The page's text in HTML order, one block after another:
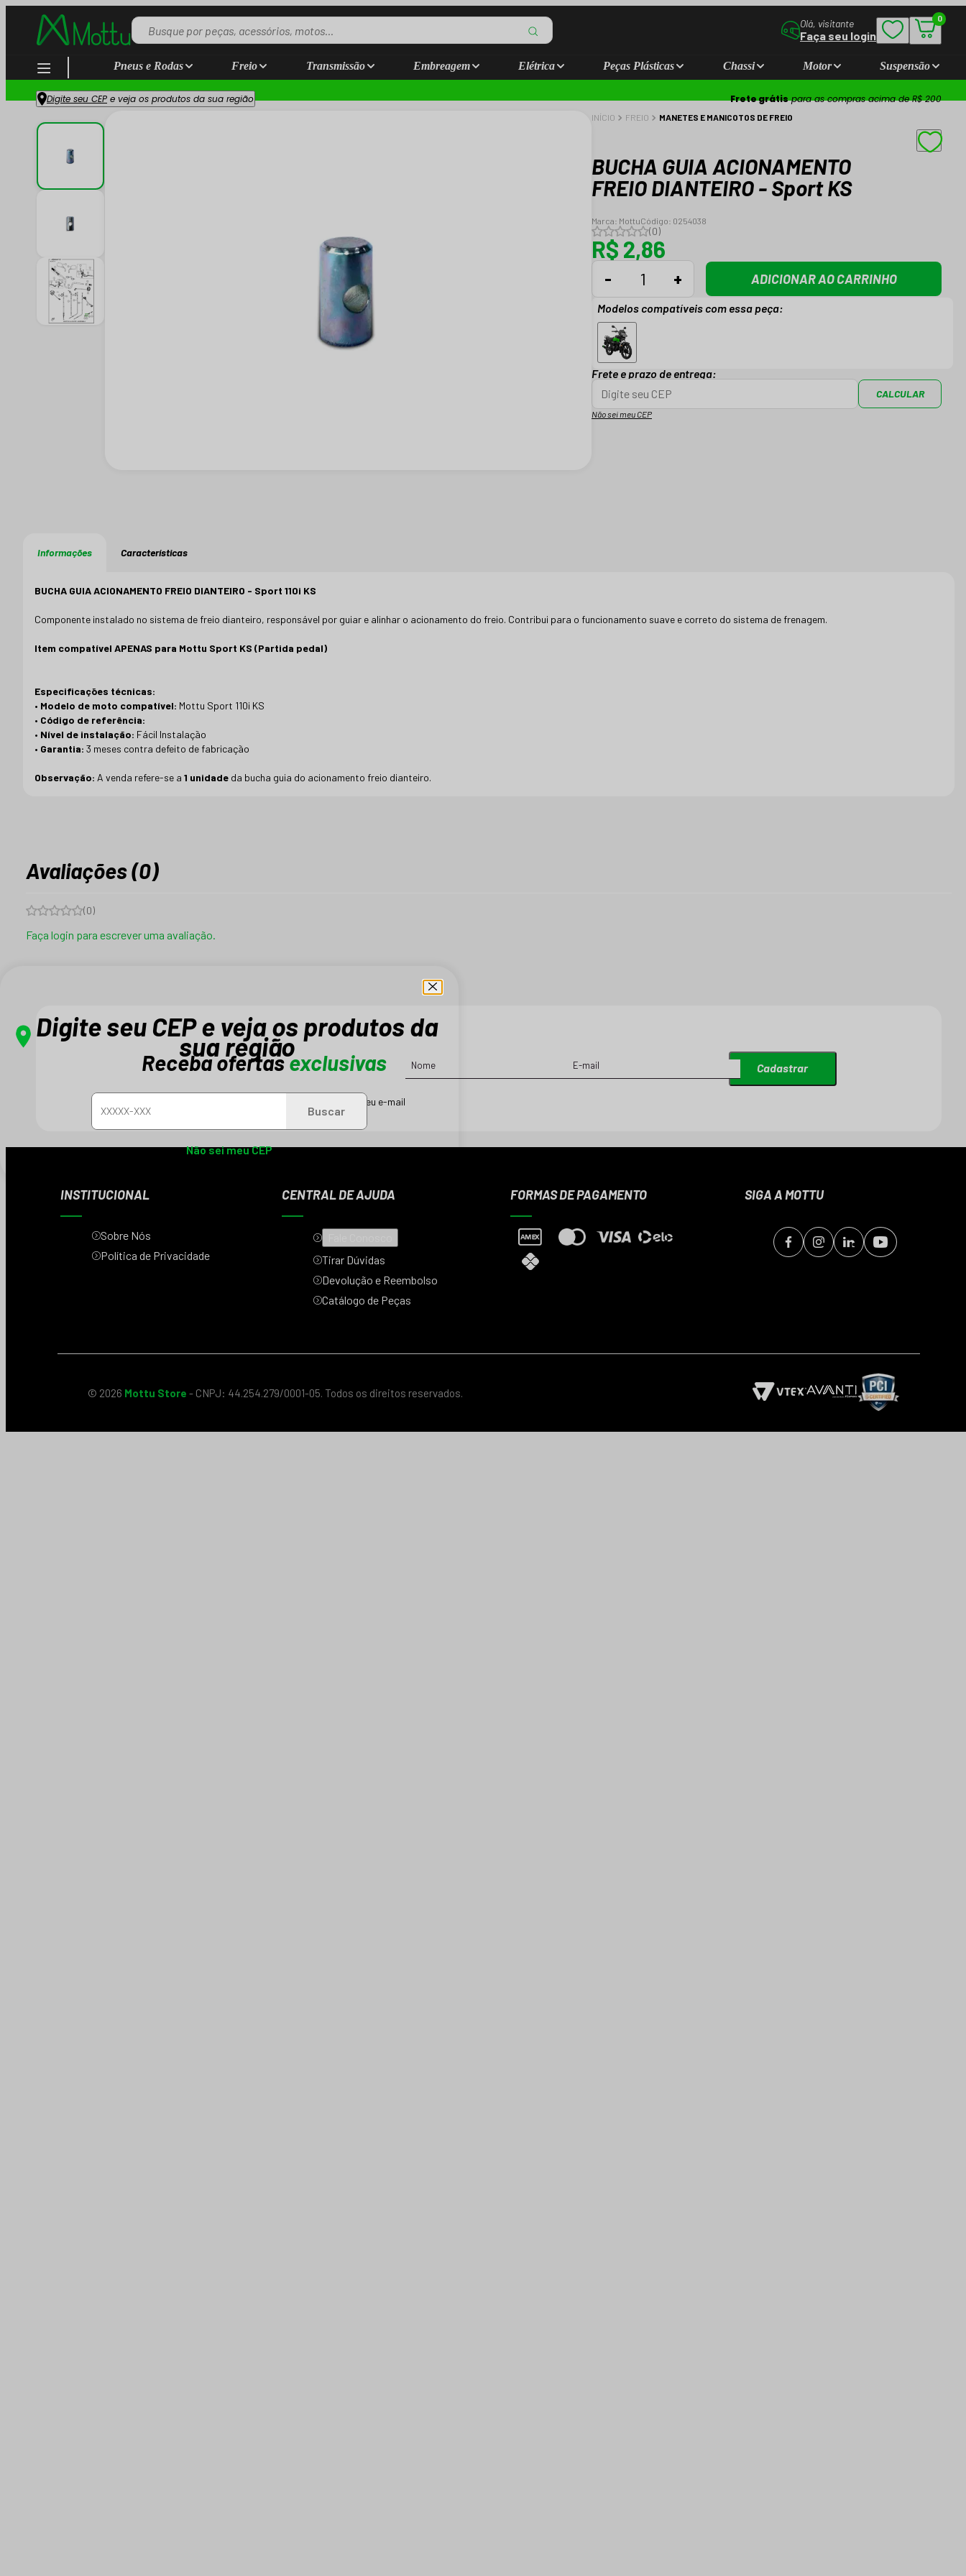
Olá, visitante
Faça seu login
0
Pneus e Rodas Freio Transmissão Embreagem Elétrica Peças Plásticas Chassi Motor Suspensão
Digite seu CEP e veja os produtos da sua região Frete grátispara as compras acima de R$ 200
INÍCIO FREIO MANETES E MANICOTOS DE FREIO
BUCHA GUIA ACIONAMENTO
FREIO DIANTEIRO - Sport KS
Marca: MottuCódigo: 0254038
(0)
R$ 2,86
- + ADICIONAR AO CARRINHO
Modelos compatíveis com essa peça:
Frete e prazo de entrega:
CALCULAR
Não sei meu CEP
Informações Características
BUCHA GUIA ACIONAMENTO FREIO DIANTEIRO - Sport 110i KS
Componente instalado no sistema de freio dianteiro, responsável por guiar e alinhar o acionamento do freio. Contribui para o funcionamento suave e correto do sistema de frenagem.
Item compatível APENAS para Mottu Sport KS (Partida pedal)
Especificações técnicas:
• Modelo de moto compatível: Mottu Sport 110i KS
• Código de referência:
• Nível de instalação: Fácil Instalação
• Garantia: 3 meses contra defeito de fabricação
Observação: A venda refere-se a 1 unidade da bucha guia do acionamento freio dianteiro.
Avaliações (0)
(0)
Faça login para escrever uma avaliação.
Receba ofertasexclusivas
Cadastre-se e receba novidades e promoções em seu e-mail
Cadastrar
INSTITUCIONAL
Sobre Nós
Política de Privacidade
CENTRAL DE AJUDA
Tirar Dúvidas
Devolução e Reembolso
Catálogo de Peças
FORMAS DE PAGAMENTO SIGA A MOTTU
© 2026 Mottu Store - CNPJ: 44.254.279/0001-05. Todos os direitos reservados.
Digite seu CEP e veja os produtos da
sua região
Buscar
Não sei meu CEP